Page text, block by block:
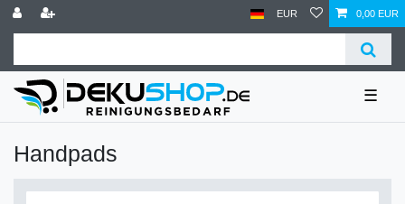
EUR 0,00 EUR
☰
Handpads